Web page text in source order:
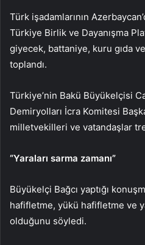
Türk işadamlarının
Türkiye Birlik ve Dayanışma
giyecek, battaniye, kuru gıda
toplandı.
Türkiye’nin Bakü Büyükelçisi
Demiryolları İcra Komitesi
milletvekilleri ve vatandaşlar
“Yaraları sarma zamanı”
Büyükelçi Bağcı yaptığı
hafifletme, yükü hafifletme ve
olduğunu söyledi.